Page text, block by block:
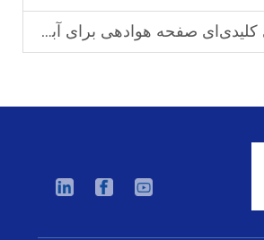
هوادهی برای آبزی‌پروری به پرورش‌دهندگان ماهی ارائه می‌دهد؟